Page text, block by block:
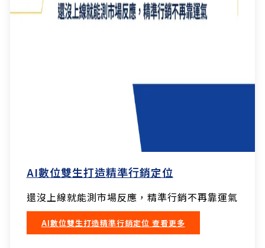
AI數位雙生打造精準行銷定位
還沒上線就能測市場反應，精準行銷不再靠運氣
AI數位雙生打造精準行銷定位 查看更多